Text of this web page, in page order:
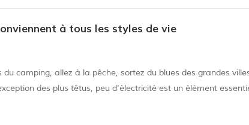
à tous les styles de vie
camping, allez à la pêche, sortez du blues des grandes
des plus têtus, peu d'électricité est un élément